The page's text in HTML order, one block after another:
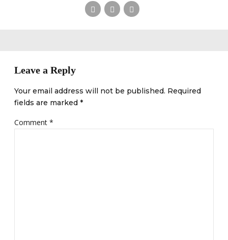
Leave a Reply
Your email address will not be published. Required
fields are marked *
Comment *